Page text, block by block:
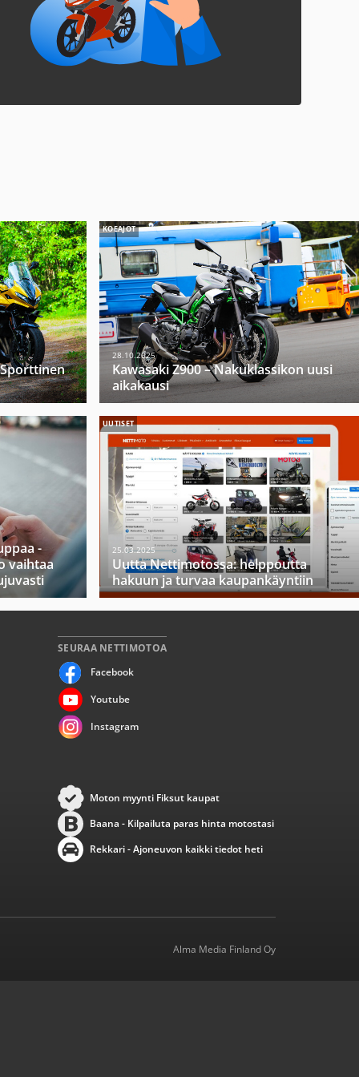
KOEAJOT
28.10.2025
Kawasaki Z900 – Nakuklassikon uusi
aikakausi
-
vaihtaa
UUTISET
25.03.2025
Uutta Nettimotossa: helppoutta
hakuun ja turvaa kaupankäyntiin
SEURAA NETTIMOTOA
Facebook
Youtube
Instagram
Moton myynti Fiksut kaupat
Baana - Kilpailuta paras hinta motostasi
Rekkari - Ajoneuvon kaikki tiedot heti
Alma Media Finland Oy